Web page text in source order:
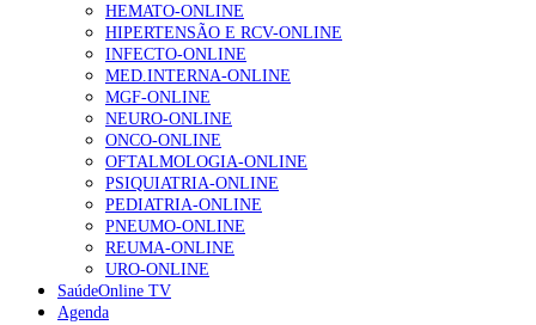
HEMATO-ONLINE
HIPERTENSÃO E RCV-ONLINE
INFECTO-ONLINE
MED.INTERNA-ONLINE
MGF-ONLINE
NEURO-ONLINE
ONCO-ONLINE
OFTALMOLOGIA-ONLINE
PSIQUIATRIA-ONLINE
PEDIATRIA-ONLINE
PNEUMO-ONLINE
REUMA-ONLINE
URO-ONLINE
SaúdeOnline TV
Agenda